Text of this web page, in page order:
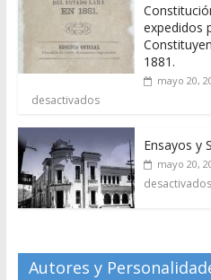
expedidos
1881.
mayo 20,
desactivados
Ensayos y
mayo 20,
desactivados
Autores y